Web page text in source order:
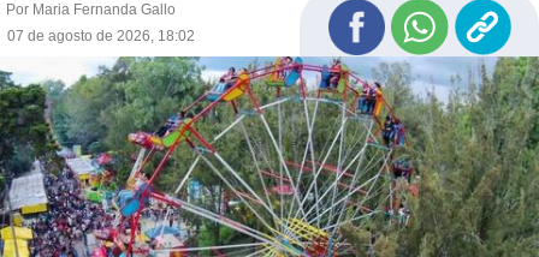
Por Maria Fernanda Gallo
07 de agosto de 2026, 18:02